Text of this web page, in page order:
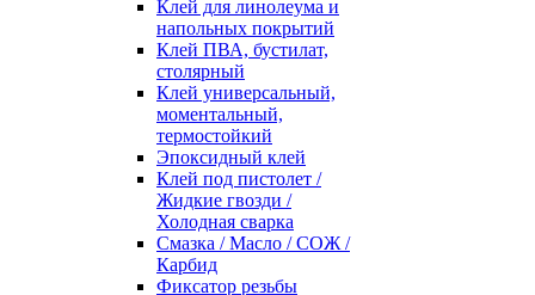
Клей для линолеума и
напольных покрытий
Клей ПВА, бустилат,
столярный
Клей универсальный,
моментальный,
термостойкий
Эпоксидный клей
Клей под пистолет /
Жидкие гвозди /
Холодная сварка
Смазка / Масло / СОЖ /
Карбид
Фиксатор резьбы